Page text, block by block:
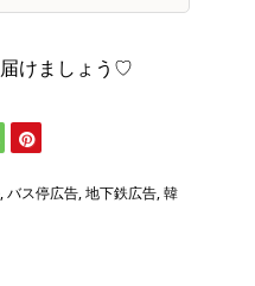
けましょう♡
,バス停広告,地下鉄広告,韓